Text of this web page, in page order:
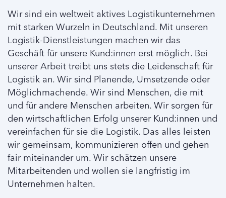
Wir sind ein weltweit aktives Logistikunternehmen
mit starken Wurzeln in Deutschland. Mit unseren
Logistik-Dienstleistungen machen wir das
Geschäft für unsere Kund:innen erst möglich. Bei
unserer Arbeit treibt uns stets die Leidenschaft für
Logistik an. Wir sind Planende, Umsetzende oder
Möglichmachende. Wir sind Menschen, die mit
und für andere Menschen arbeiten. Wir sorgen für
den wirtschaftlichen Erfolg unserer Kund:innen und
vereinfachen für sie die Logistik. Das alles leisten
wir gemeinsam, kommunizieren offen und gehen
fair miteinander um. Wir schätzen unsere
Mitarbeitenden und wollen sie langfristig im
Unternehmen halten.